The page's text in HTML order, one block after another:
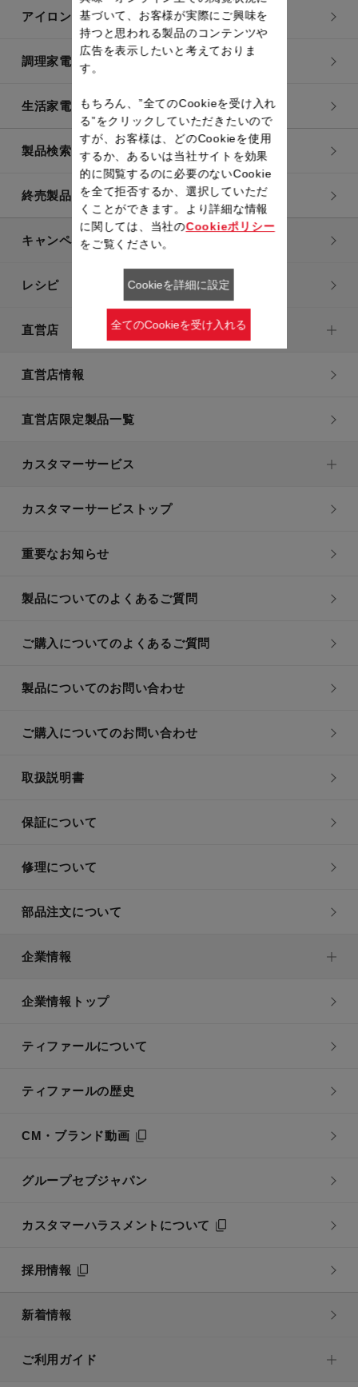
アイロン・衣類スチーマー
調理家電
生活家電
製品検索一覧
終売製品一覧
キャンペーン・特集
レシピ
直営店
直営店情報
直営店限定製品一覧
カスタマーサービス
カスタマーサービストップ
重要なお知らせ
製品についてのよくあるご質問
ご購入についてのよくあるご質問
製品についてのお問い合わせ
ご購入についてのお問い合わせ
取扱説明書
保証について
修理について
部品注文について
企業情報
企業情報トップ
ティファールについて
ティファールの歴史
CM・ブランド動画
グループセブジャパン
カスタマーハラスメントについて
採用情報
新着情報
ご利用ガイド
基づいて、お客様が実際にご興味を
持つと思われる製品のコンテンツや
広告を表示したいと考えておりま
す。
もちろん、”全てのCookieを受け入れ
る”をクリックしていただきたいので
すが、お客様は、どのCookieを使用
するか、あるいは当社サイトを効果
的に閲覧するのに必要のないCookie
を全て拒否するか、選択していただ
くことができます。より詳細な情報
に関しては、当社のCookieポリシー
をご覧ください。
Cookieを詳細に設定
全てのCookieを受け入れる